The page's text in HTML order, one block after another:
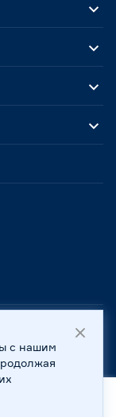
г. Калининград,
390601001 ©
с нашим